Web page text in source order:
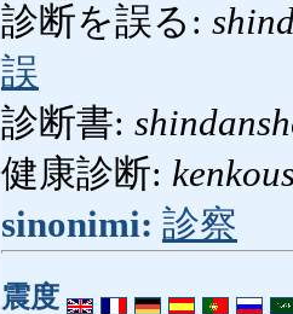
診断を誤る:
誤
診断書:
健康診断:
sinonimi: 診察
震度